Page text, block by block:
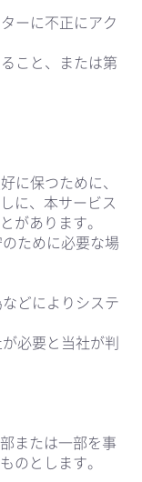
ーに不正にアク
こと、または第
に保つために、
に、本サービス
があります。
ために必要な場
どによりシステ
必要と当社が判
または一部を事
のとします。